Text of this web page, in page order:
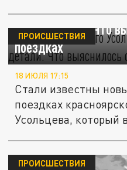
В деле пропавшего
новые детали. Что
поездках
ПРОИСШЕСТВИЯ
18 ИЮЛЯ 17:15
Стали известны
поездках
Усольцева, который
ПРОИСШЕСТВИЯ